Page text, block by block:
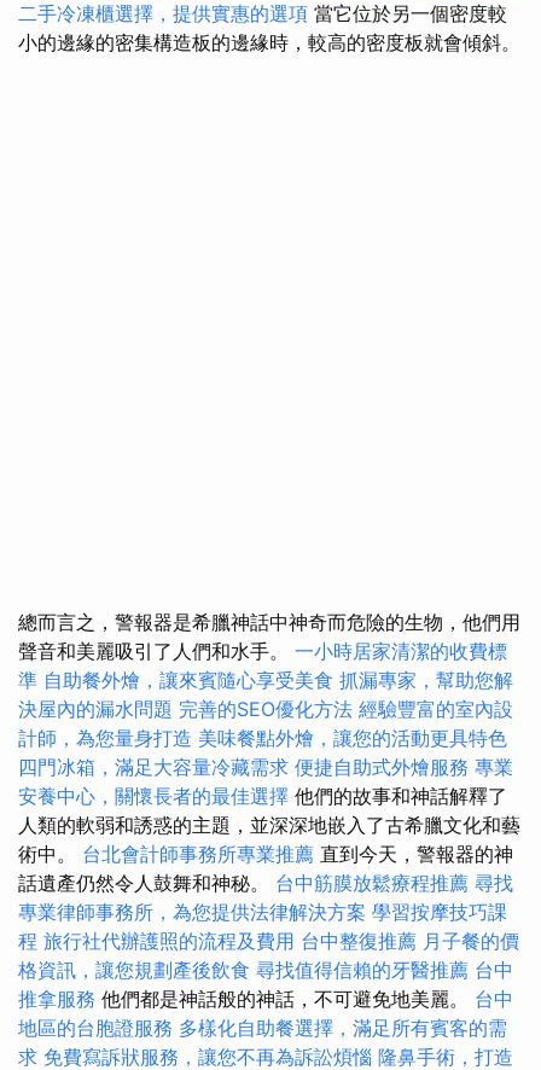
二手冷凍櫃選擇，提供實惠的選項 當它位於另一個密度較
小的邊緣的密集構造板的邊緣時，較高的密度板就會傾斜。
總而言之，警報器是希臘神話中神奇而危險的生物，他們用
聲音和美麗吸引了人們和水手。 一小時居家清潔的收費標
準 自助餐外燴，讓來賓隨心享受美食 抓漏專家，幫助您解
決屋內的漏水問題 完善的SEO優化方法 經驗豐富的室內設
計師，為您量身打造 美味餐點外燴，讓您的活動更具特色
四門冰箱，滿足大容量冷藏需求 便捷自助式外燴服務 專業
安養中心，關懷長者的最佳選擇 他們的故事和神話解釋了
人類的軟弱和誘惑的主題，並深深地嵌入了古希臘文化和藝
術中。 台北會計師事務所專業推薦 直到今天，警報器的神
話遺產仍然令人鼓舞和神秘。 台中筋膜放鬆療程推薦 尋找
專業律師事務所，為您提供法律解決方案 學習按摩技巧課
程 旅行社代辦護照的流程及費用 台中整復推薦 月子餐的價
格資訊，讓您規劃產後飲食 尋找值得信賴的牙醫推薦 台中
推拿服務 他們都是神話般的神話，不可避免地美麗。 台中
地區的台胞證服務 多樣化自助餐選擇，滿足所有賓客的需
求 免費寫訴狀服務，讓您不再為訴訟煩惱 隆鼻手術，打造